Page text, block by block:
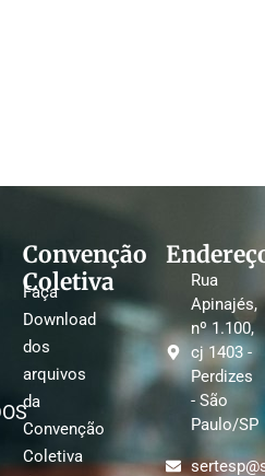
Convenção
Coletiva
Faça
Download
dos
arquivos
da
Convenção
Coletiva
Rua
Apinajés,
nº 1.100,
cj 1403 -
Perdizes
- São
Paulo/SP